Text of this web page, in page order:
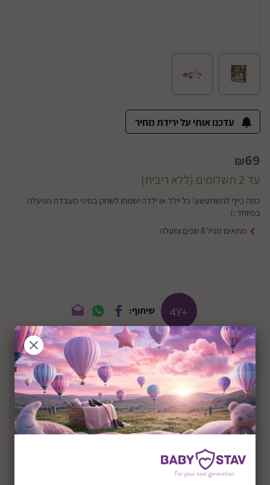
עדכנו אותי על ירידת מחיר
₪69
עד 2 תשלומים (ללא ריבית)
כמה כייף להשתעשע! כל יילד או ילדה ישמחו לשחק במיני מעבדה מגיעלה
במיוחד :)
מתאים מגיל 8 שנים ומעלה
+4Y שיתוף:
תיאור המוצר
מיני מעבדה לניסויים מגעילים דגם Crad Yucky
ערכה בת 6 ניסויים להכנת פריטים חלקלקים, דביקים
בערכה תגלו ניסויים להכנת עיניים מטפטפות ,זחלים
חלקלקים , קקי קופצני ,עצמות גמישות ועוד...